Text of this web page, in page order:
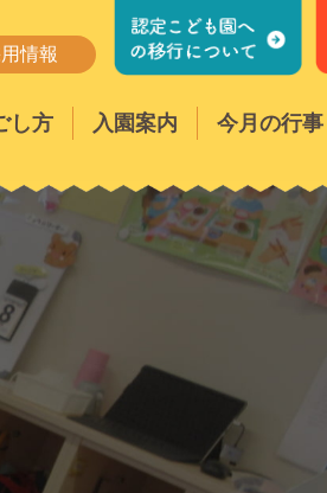
情報
し方 入園案内 今月の行事